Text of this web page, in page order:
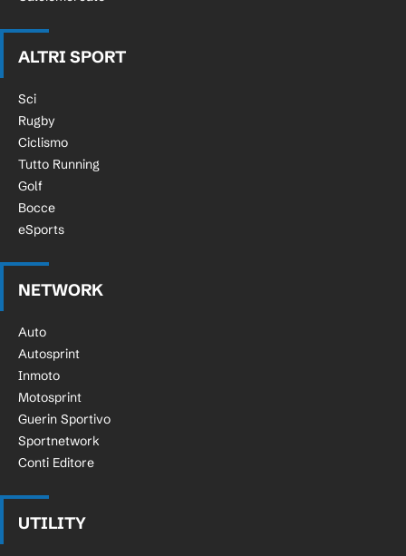
ALTRI SPORT
Sci
Rugby
Ciclismo
Tutto Running
Golf
Bocce
eSports
NETWORK
Auto
Autosprint
Inmoto
Motosprint
Guerin Sportivo
Sportnetwork
Conti Editore
UTILITY